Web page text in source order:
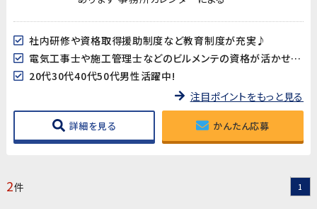
社内研修や資格取得援助制度など教育制度が充実♪
電気工事士や施工管理士などのビルメンテの資格が活かせます!
20代30代40代50代男性活躍中!
注目ポイントをもっと見る
詳細を見る かんたん応募
2件 1